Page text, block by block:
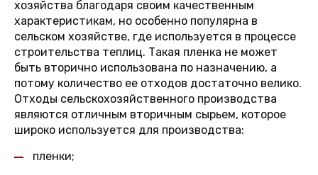
хозяйства благодаря своим качественным
характеристикам, но особенно популярна в
сельском хозяйстве, где используется в процессе
строительства теплиц. Такая пленка не может
быть вторично использована по назначению, а
потому количество ее отходов достаточно велико.
Отходы сельскохозяйственного производства
являются отличным вторичным сырьем, которое
широко используется для производства:
пленки;